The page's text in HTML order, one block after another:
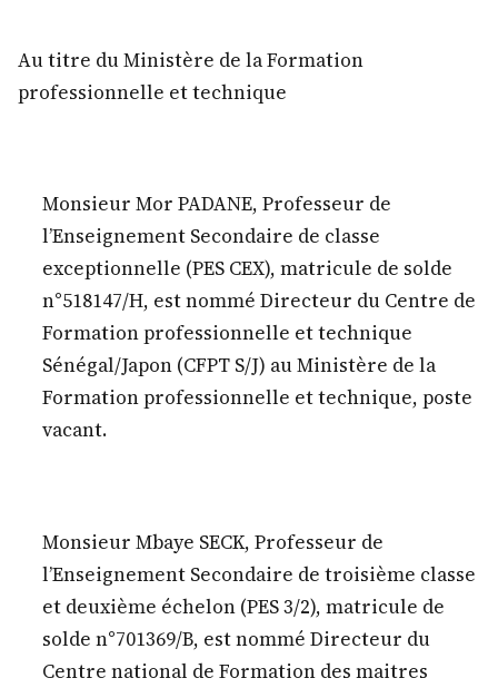
Au titre du Ministère de la Formation
professionnelle et technique
Monsieur Mor PADANE, Professeur de
l’Enseignement Secondaire de classe
exceptionnelle (PES CEX), matricule de solde
n°518147/H, est nommé Directeur du Centre de
Formation professionnelle et technique
Sénégal/Japon (CFPT S/J) au Ministère de la
Formation professionnelle et technique, poste
vacant.
Monsieur Mbaye SECK, Professeur de
l’Enseignement Secondaire de troisième classe
et deuxième échelon (PES 3/2), matricule de
solde n°701369/B, est nommé Directeur du
Centre national de Formation des maitres